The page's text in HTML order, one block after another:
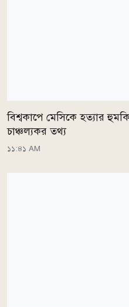
বিশ্বকাপে মেসিকে হত্যার
চাঞ্চল্যকর তথ্য
১১:৪১ AM